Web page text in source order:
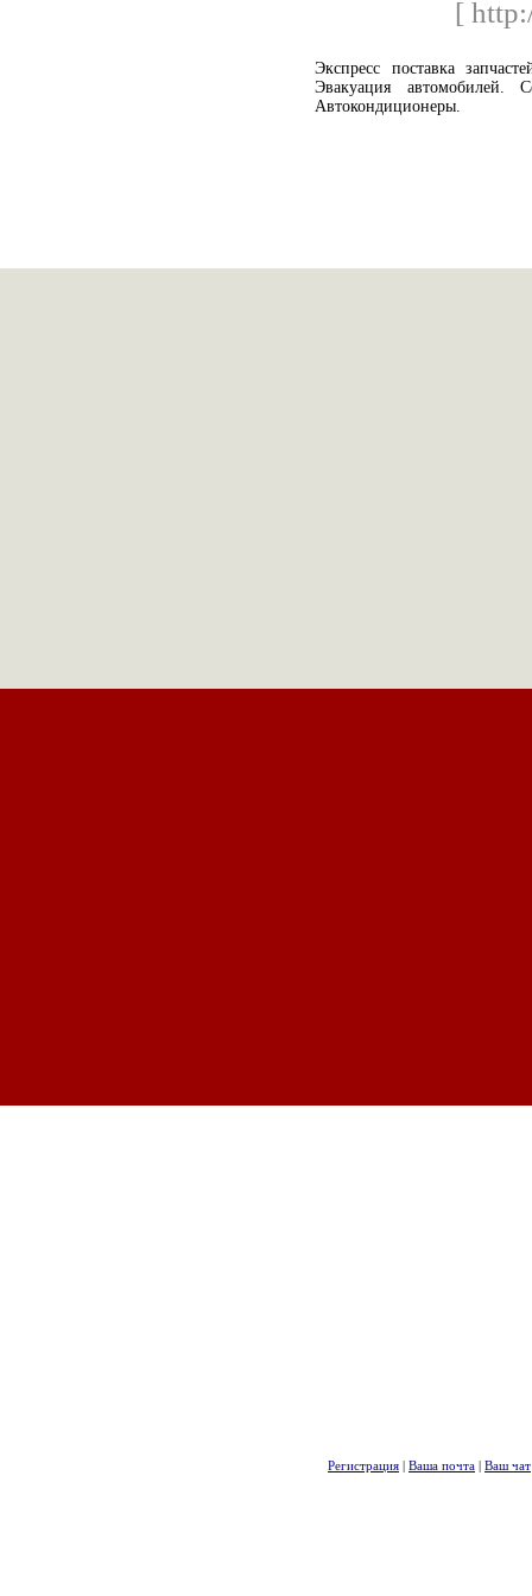
[
Экспресс поставка
Эвакуация автомобилей.
Автокондиционеры.
Регистрация | Ваша почта | Ваш чат